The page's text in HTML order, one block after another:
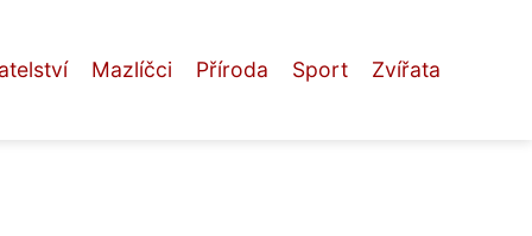
Mazlíčci Příroda Sport Zvířata